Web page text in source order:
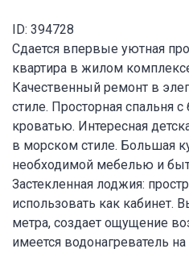
ID: 394728
Сдается впервые уютная
квартира в жилом
Качественный ремонт в
стиле. Просторная спальня
кроватью. Интересная
в морском стиле. Большая
необходимой мебелью и
Застекленная лоджия:
использовать как кабинет.
метра, создает ощущение
имеется водонагреватель